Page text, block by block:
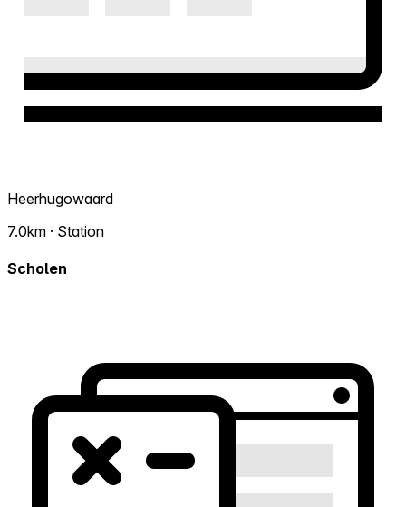
Heerhugowaard
7.0km · Station
Scholen